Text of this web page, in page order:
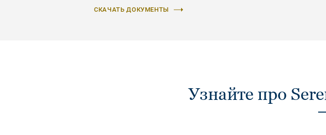
СКАЧАТЬ ДОКУМЕНТЫ
Узнайте про